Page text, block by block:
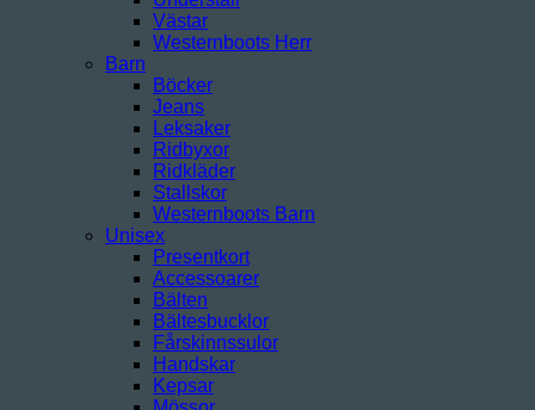
Västar
Westernboots Herr
Barn
Böcker
Jeans
Leksaker
Ridbyxor
Ridkläder
Stallskor
Westernboots Barn
Unisex
Presentkort
Accessoarer
Bälten
Bältesbucklor
Fårskinnssulor
Handskar
Kepsar